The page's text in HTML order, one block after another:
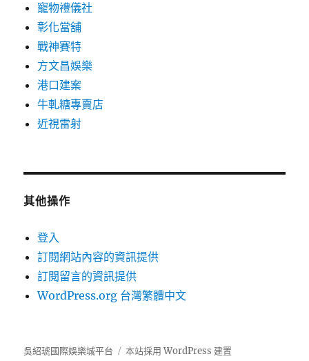
寵物禮儀社
彰化當舖
戰神賽特
方文昌娛樂
港口建案
牛軋糖專賣店
近視雷射
其他操作
登入
訂閱網站內容的資訊提供
訂閱留言的資訊提供
WordPress.org 台灣繁體中文
吳紹琥國際娛樂城平台 本站採用 WordPress 建置